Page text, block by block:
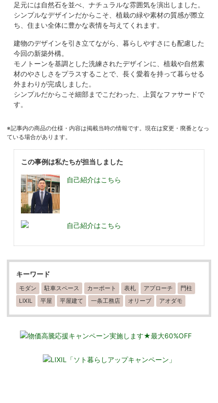
足元には自然石を並べ、ナチュラルな雰囲気を演出しました。
シンプルなデザインだからこそ、植栽の緑や素材の質感が際立
ち、住まい全体に豊かな表情を与えてくれます。
建物のデザインを引き立てながら、暮らしやすさにも配慮した
今回の新築外構。
モノトーンを基調とした洗練されたデザインに、植栽や自然素
材のやさしさをプラスすることで、長く愛着を持って暮らせる
外まわりが完成しました。
シンプルだからこそ細部までこだわった、上質なファサードで
す。
※記事内の商品の仕様・内容は掲載当時の情報です。現在は変更・廃番となっ
ている場合があります。
この事例は私たちが担当しました
自己紹介はこちら
自己紹介はこちら
キーワード
モダン 駐車スペース カーポート 表札 アプローチ
門柱
LIXIL
平屋 平屋建て 一条工務店 オリーブ アオダモ